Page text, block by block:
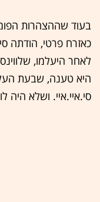
בעוד שההצהרות
כאזרח פרטי, הודתה
לאחר היעלמו,
היא טענה, שבעת
סי.איי.איי. ושלא היה